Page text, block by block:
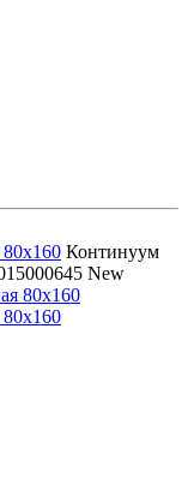
Континуум
New